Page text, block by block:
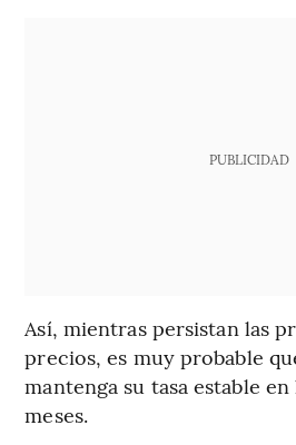
PUBLICIDAD
Así, mientras persistan las
precios, es muy probable
mantenga su tasa estable
meses.